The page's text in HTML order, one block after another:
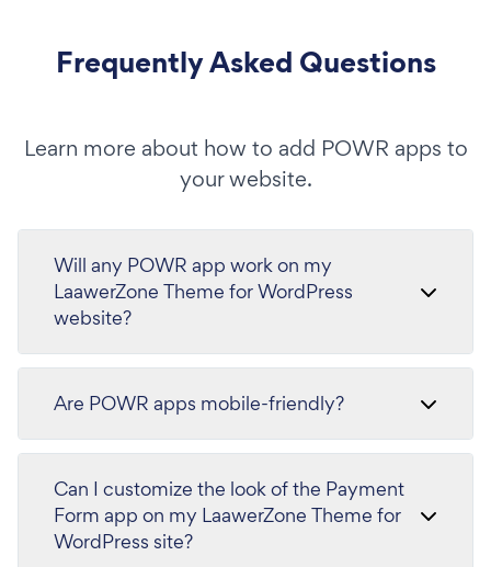
Frequently Asked Questions
Learn more about how to add POWR apps to
your website.
Will any POWR app work on my
LaawerZone Theme for WordPress
website?
Are POWR apps mobile-friendly?
Can I customize the look of the Payment
Form app on my LaawerZone Theme for
WordPress site?